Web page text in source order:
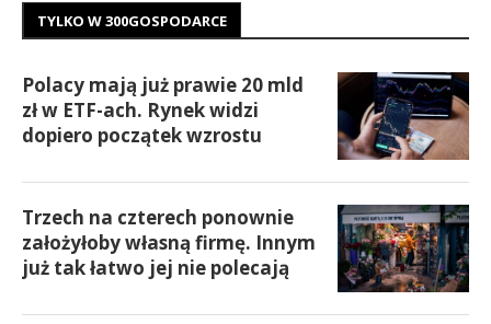
TYLKO W 300GOSPODARCE
Polacy mają już prawie 20 mld
zł w ETF-ach. Rynek widzi
dopiero początek wzrostu
Trzech na czterech ponownie
założyłoby własną firmę. Innym
już tak łatwo jej nie polecają